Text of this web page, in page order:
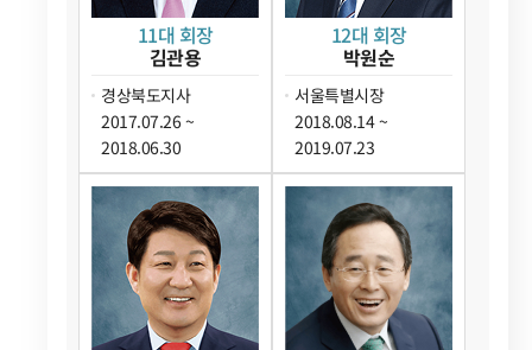
11대 회장
김관용
경상북도지사
2017.07.26 ~
2018.06.30
12대 회장
박원순
서울특별시장
2018.08.14 ~
2019.07.23